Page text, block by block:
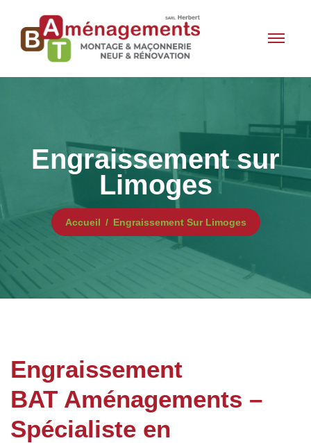
Engraissement sur
Limoges
Accueil Engraissement Sur Limoges
Engraissement
BAT Aménagements –
Spécialiste en